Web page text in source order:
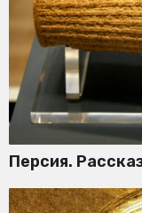
Персия.